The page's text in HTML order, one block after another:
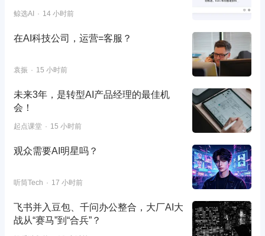
鲸选AI 14 小时前
在AI科技公司，运营=客服？
袁振 15 小时前
未来3年，是转型AI产品经理的最佳机
会！
起点课堂 15 小时前
观众需要AI明星吗？
听筒Tech 17 小时前
飞书并入豆包、千问办公整合，大厂AI大
战从“赛马”到“合兵”？